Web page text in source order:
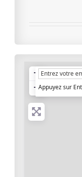
+
−Appuyez sur